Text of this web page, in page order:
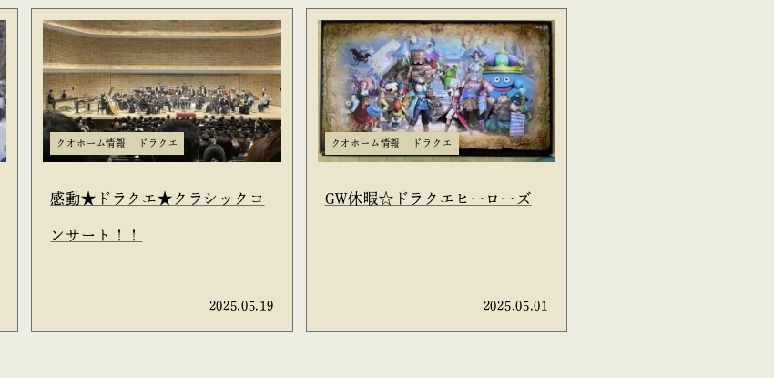
クオホーム情報 ドラクエ
感動★ドラクエ★クラシックコ
ンサート！！
2025.05.19
クオホーム情報 ドラクエ
GW休暇☆ドラクエヒーローズ
2025.05.01